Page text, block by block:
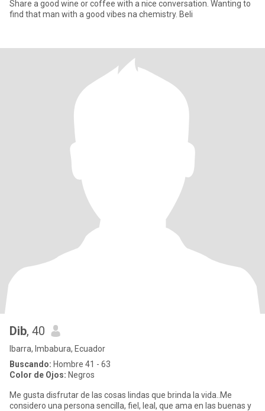
Share a good wine or coffee with a nice conversation. Wanting to
find that man with a good vibes na chemistry. Beli
Dib, 40
Ibarra, Imbabura, Ecuador
Buscando: Hombre 41 - 63
Color de Ojos: Negros
Me gusta disfrutar de las cosas lindas que brinda la vida..Me
considero una persona sencilla, fiel, leal, que ama en las buenas y